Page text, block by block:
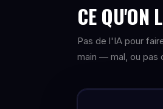
CE QU'ON
Pas de l'IA pour
main — mal, ou pas